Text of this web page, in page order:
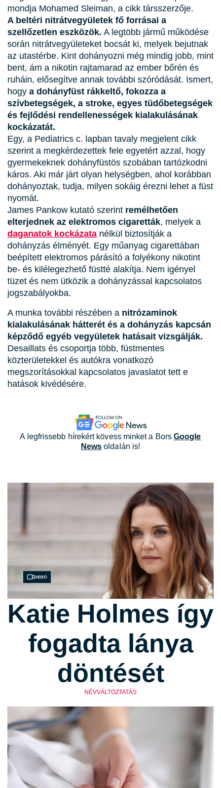
mondja Mohamed Sleiman, a cikk társszerzője.
A beltéri nitrátvegyületek fő forrásai a
szellőzetlen eszközök. A legtöbb jármű működése
során nitrátvegyületeket bocsát ki, melyek bejutnak
az utastérbe. Kint dohányozni még mindig jobb, mint
bent, ám a nikotin rajtamarad az ember bőrén és
ruháin, elősegítve annak további szóródását. Ismert,
hogy a dohányfüst rákkeltő, fokozza a
szívbetegségek, a stroke, egyes tüdőbetegségek
és fejlődési rendellenességek kialakulásának
kockázatát.
Egy, a Pediatrics c. lapban tavaly megjelent cikk
szerint a megkérdezettek fele egyetért azzal, hogy
gyermekeknek dohányfüstös szobában tartózkodni
káros. Aki már járt olyan helységben, ahol korábban
dohányoztak, tudja, milyen sokáig érezni lehet a füst
nyomát.
James Pankow kutató szerint remélhetően
elterjednek az elektromos cigaretták, melyek a
daganatok kockázata nélkül biztosítják a
dohányzás élményét. Egy műanyag cigarettában
beépített elektromos párásító a folyékony nikotint
be- és kilélegezhető füstté alakítja. Nem igényel
tüzet és nem ütközik a dohányzással kapcsolatos
jogszabályokba.
A munka további részében a nitrózaminok
kialakulásának hátterét és a dohányzás kapcsán
képződő egyéb vegyületek hatásait vizsgálják.
Desaillats és csoportja több, füstmentes
közterületekkel és autókra vonatkozó
megszorításokkal kapcsolatos javaslatot tett e
hatások kivédésére.
A legfrissebb hírekért kövess minket a BorsGoogle
News oldalán is!
Videó
Katie Holmes így
fogadta lánya
döntését
NÉVVÁLTOZTATÁS